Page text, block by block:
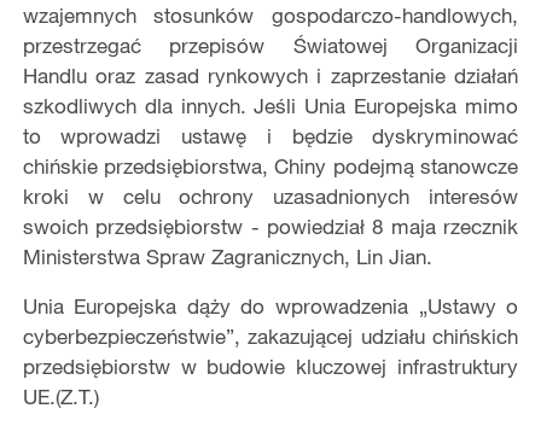
wzajemnych stosunków gospodarczo-handlowych,
przestrzegać przepisów Światowej Organizacji
Handlu oraz zasad rynkowych i zaprzestanie działań
szkodliwych dla innych. Jeśli Unia Europejska mimo
to wprowadzi ustawę i będzie dyskryminować
chińskie przedsiębiorstwa, Chiny podejmą stanowcze
kroki w celu ochrony uzasadnionych interesów
swoich przedsiębiorstw - powiedział 8 maja rzecznik
Ministerstwa Spraw Zagranicznych, Lin Jian.
Unia Europejska dąży do wprowadzenia „Ustawy o
cyberbezpieczeństwie”, zakazującej udziału chińskich
przedsiębiorstw w budowie kluczowej infrastruktury
UE.(Z.T.)